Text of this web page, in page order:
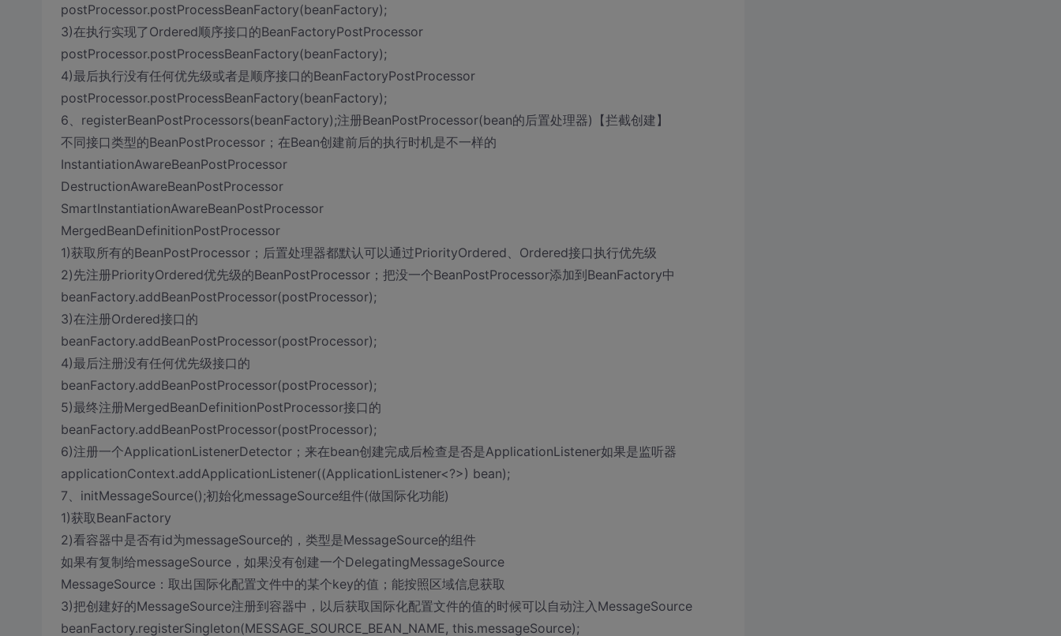
postProcessor.postProcessBeanFactory(beanFactory);
3)在执行实现了Ordered顺序接口的BeanFactoryPostProcessor
postProcessor.postProcessBeanFactory(beanFactory);
4)最后执行没有任何优先级或者是顺序接口的BeanFactoryPostProcessor
postProcessor.postProcessBeanFactory(beanFactory);
6、registerBeanPostProcessors(beanFactory);注册BeanPostProcessor(bean的后置处理器)【拦截创建】
不同接口类型的BeanPostProcessor；在Bean创建前后的执行时机是不一样的
InstantiationAwareBeanPostProcessor
DestructionAwareBeanPostProcessor
SmartInstantiationAwareBeanPostProcessor
MergedBeanDefinitionPostProcessor
1)获取所有的BeanPostProcessor；后置处理器都默认可以通过PriorityOrdered、Ordered接口执行优先级
2)先注册PriorityOrdered优先级的BeanPostProcessor；把没一个BeanPostProcessor添加到BeanFactory中
beanFactory.addBeanPostProcessor(postProcessor);
3)在注册Ordered接口的
beanFactory.addBeanPostProcessor(postProcessor);
4)最后注册没有任何优先级接口的
beanFactory.addBeanPostProcessor(postProcessor);
5)最终注册MergedBeanDefinitionPostProcessor接口的
beanFactory.addBeanPostProcessor(postProcessor);
6)注册一个ApplicationListenerDetector；来在bean创建完成后检查是否是ApplicationListener如果是监听器
applicationContext.addApplicationListener((ApplicationListener<?>) bean);
7、initMessageSource();初始化messageSource组件(做国际化功能)
1)获取BeanFactory
2)看容器中是否有id为messageSource的，类型是MessageSource的组件
如果有复制给messageSource，如果没有创建一个DelegatingMessageSource
MessageSource：取出国际化配置文件中的某个key的值；能按照区域信息获取
3)把创建好的MessageSource注册到容器中，以后获取国际化配置文件的值的时候可以自动注入MessageSource
beanFactory.registerSingleton(MESSAGE_SOURCE_BEAN_NAME, this.messageSource);